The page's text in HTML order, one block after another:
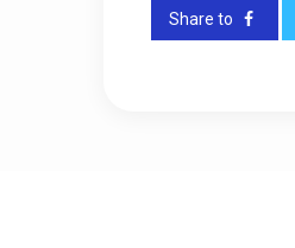
Share to